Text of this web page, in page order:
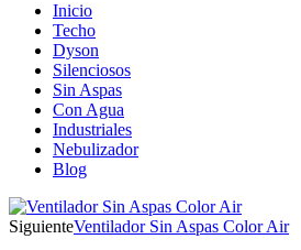
Inicio
Techo
Dyson
Silenciosos
Sin Aspas
Con Agua
Industriales
Nebulizador
Blog
SiguienteVentilador Sin Aspas Color Air